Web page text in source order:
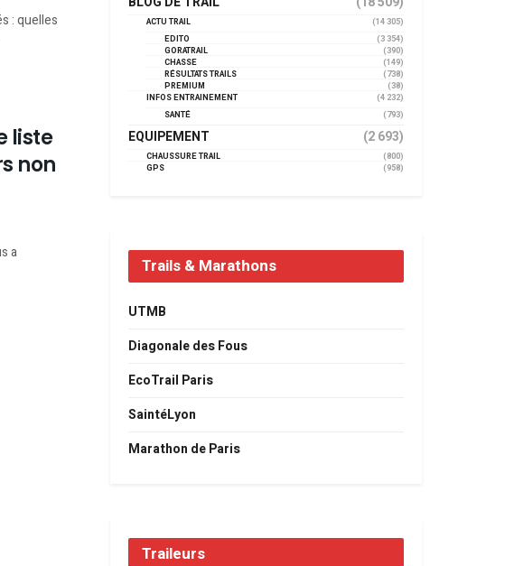
: quelles
liste
non
a
ACTU TRAIL
(14 305)
EDITO
(3 354)
GORATRAIL
(390)
CHASSE
(149)
RÉSULTATS TRAILS
(738)
PREMIUM
(38)
INFOS ENTRAINEMENT
(4 232)
SANTÉ
(793)
EQUIPEMENT (2 693)
CHAUSSURE TRAIL
(800)
GPS
(958)
Trails & Marathons
UTMB
Diagonale des Fous
EcoTrail Paris
SaintéLyon
Marathon de Paris
Traileurs